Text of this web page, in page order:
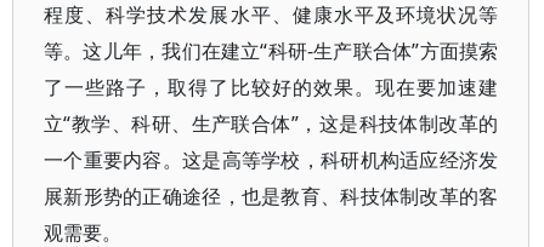
程度、科学技术发展水平、健康水平及环境状况等
等。这儿年，我们在建立“科研-生产联合体”方面摸索
了一些路子，取得了比较好的效果。现在要加速建
立“教学、科研、生产联合体”，这是科技体制改革的
一个重要内容。这是高等学校，科研机构适应经济发
展新形势的正确途径，也是教育、科技体制改革的客
观需要。